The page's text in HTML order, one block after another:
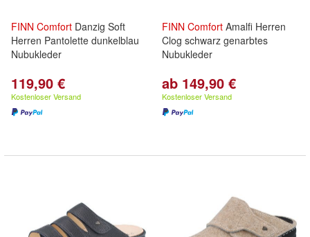
FINN Comfort Danzig Soft
Herren Pantolette dunkelblau
Nubukleder
119,90 €
Kostenloser Versand
FINN Comfort Amalfi Herren
Clog schwarz genarbtes
Nubukleder
ab 149,90 €
Kostenloser Versand